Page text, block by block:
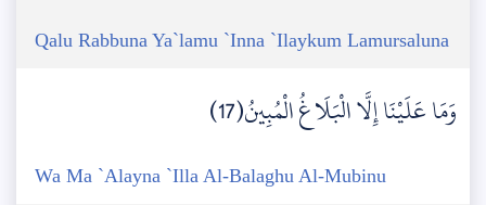
Qalu Rabbuna Ya`lamu `Inna `Ilaykum Lamursaluna
وَمَا عَلَيْنَا إِلَّا الْبَلَاغُ الْمُبِينُ(17)
Wa Ma `Alayna `Illa Al-Balaghu Al-Mubinu